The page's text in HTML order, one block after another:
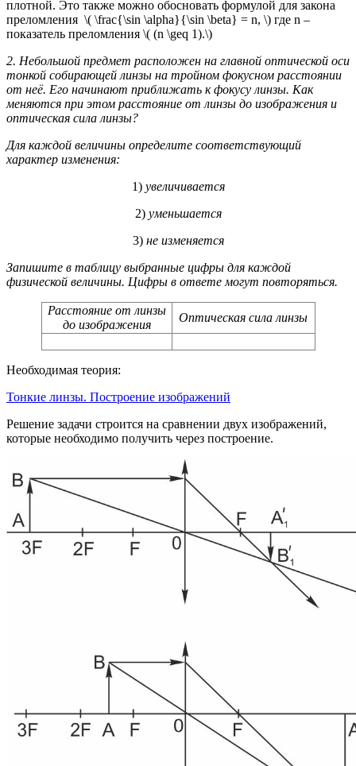
плотной. Это также можно обосновать формулой для закона
преломления \( \frac{\sin \alpha}{\sin \beta} = n, \) где n –
показатель преломления \( (n \geq 1).\)
2. Небольшой предмет расположен на главной оптической оси
тонкой собирающей линзы на тройном фокусном расстоянии
от неё. Его начинают приближать к фокусу линзы. Как
меняются при этом расстояние от линзы до изображения и
оптическая сила линзы?
Для каждой величины определите соответствующий
характер изменения:
1) увеличивается
2) уменьшается
3) не изменяется
Запишите в таблицу выбранные цифры для каждой
физической величины. Цифры в ответе могут повторяться.
Расстояние от линзы
до изображения
Оптическая сила линзы
Необходимая теория:
Тонкие линзы. Построение изображений
Решение задачи строится на сравнении двух изображений,
которые необходимо получить через построение.